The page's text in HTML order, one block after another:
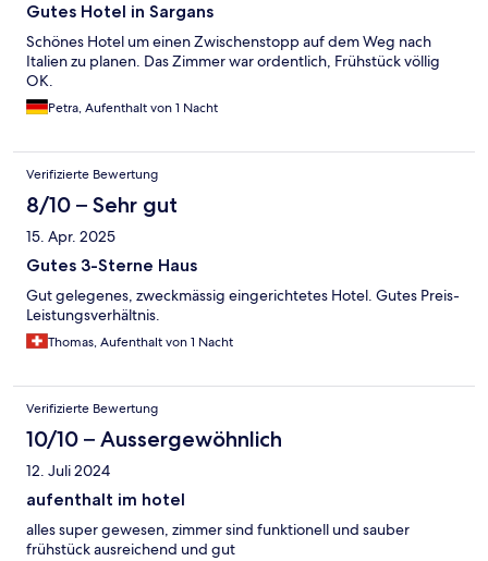
Gutes Hotel in Sargans
Schönes Hotel um einen Zwischenstopp auf dem Weg nach
Italien zu planen. Das Zimmer war ordentlich, Frühstück völlig
OK.
Petra, Aufenthalt von 1 Nacht
Verifizierte Bewertung
8/10 – Sehr gut
15. Apr. 2025
Gutes 3-Sterne Haus
Gut gelegenes, zweckmässig eingerichtetes Hotel. Gutes Preis-
Leistungsverhältnis.
Thomas, Aufenthalt von 1 Nacht
Verifizierte Bewertung
10/10 – Aussergewöhnlich
12. Juli 2024
aufenthalt im hotel
alles super gewesen, zimmer sind funktionell und sauber
frühstück ausreichend und gut